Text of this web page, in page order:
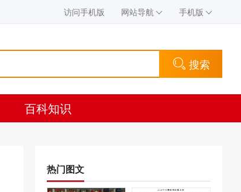
访问手机版 网站导航 手机版
搜索
百科知识
热门图文